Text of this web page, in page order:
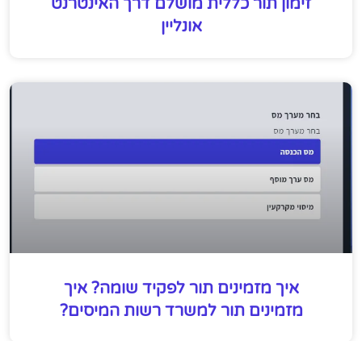
אונליין
איך מזמינים תור לפקיד שומה? איך
מזמינים תור למשרד רשות המיסים?